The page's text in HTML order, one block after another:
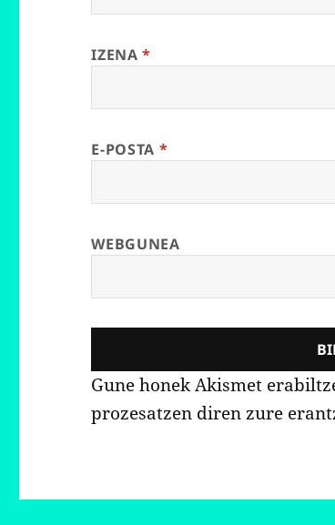
IZENA*
E-POSTA *
WEBGUNEA
Gune honek Akismet
prozesatzen diren zure